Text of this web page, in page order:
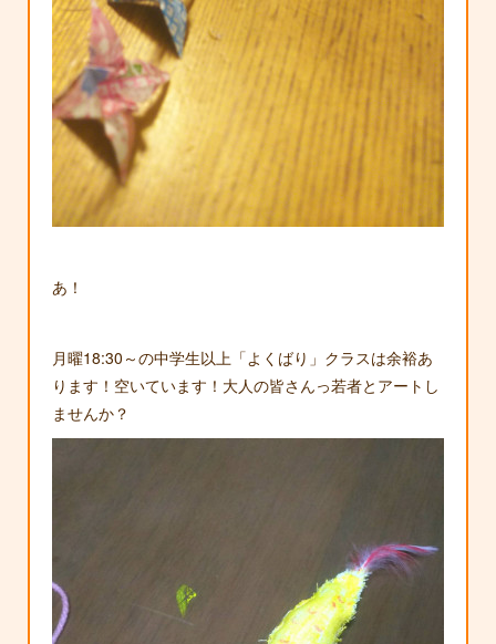
あ！
月曜18:30～の中学生以上「よくばり」クラスは余裕あ
ります！空いています！大人の皆さんっ若者とアートし
ませんか？